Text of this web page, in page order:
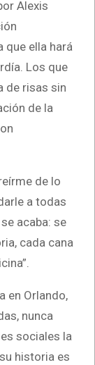
Alexis
que ella hará
Los que
de risas sin
de la
de lo
a todas
acaba: se
cada cana
en Orlando,
nunca
sociales la
historia es